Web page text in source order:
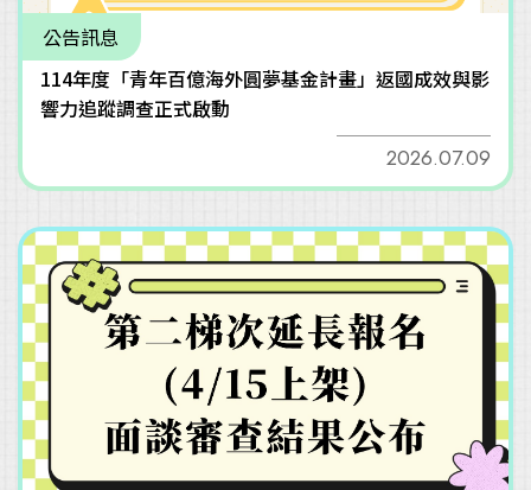
公告訊息
114年度「青年百億海外圓夢基金計畫」返國成效與影
響力追蹤調查正式啟動
2026.07.09